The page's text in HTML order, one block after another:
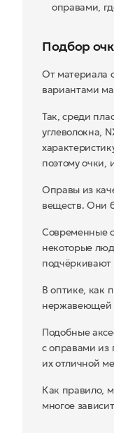
оправами,
Подбор
От материала
вариантами
Так, среди
углеволокна,
поэтому очки,
Оправы из
веществ. Они
Современные
некоторые
подчёркивают
В оптике, как
нержавеющей
Подобные
с оправами из
их отличной
Как правило,
многое